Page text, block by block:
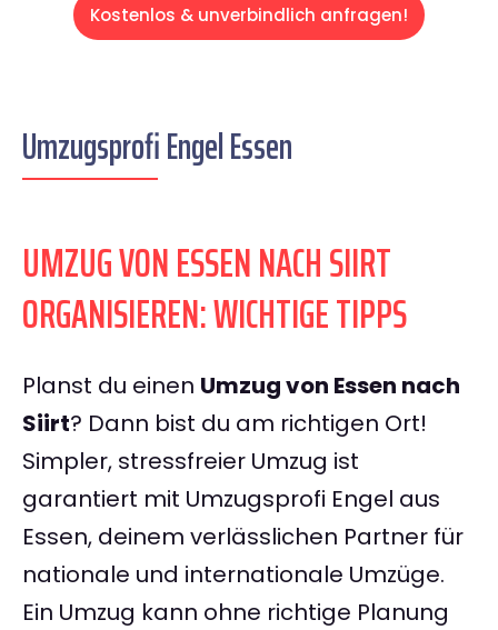
Kostenlos & unverbindlich anfragen!
Umzugsprofi Engel Essen
UMZUG VON ESSEN NACH SIIRT
ORGANISIEREN: WICHTIGE TIPPS
Planst du einen Umzug von Essen nach
Siirt? Dann bist du am richtigen Ort!
Simpler, stressfreier Umzug ist
garantiert mit Umzugsprofi Engel aus
Essen, deinem verlässlichen Partner für
nationale und internationale Umzüge.
Ein Umzug kann ohne richtige Planung